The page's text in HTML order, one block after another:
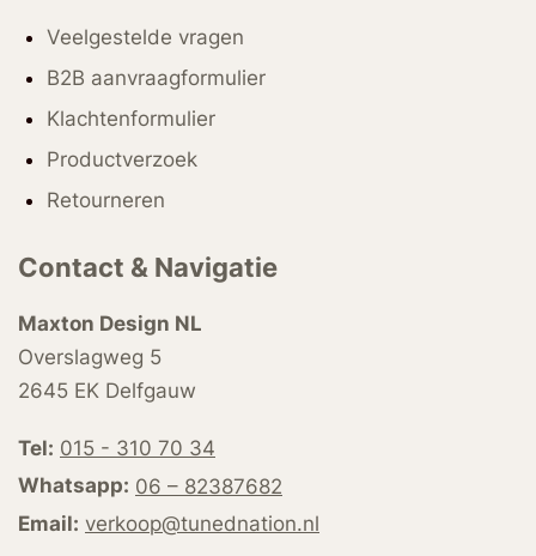
Veelgestelde vragen
B2B aanvraagformulier
Klachtenformulier
Productverzoek
Retourneren
Contact & Navigatie
Maxton Design NL
Overslagweg 5
2645 EK Delfgauw
Tel: 015 - 310 70 34
Whatsapp: 06 – 82387682
Email: verkoop@tunednation.nl